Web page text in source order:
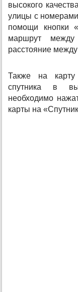
высокого
улицы с
помощи кнопки
маршрут между
расстояние
Также на карту
спутника в
необходимо
карты на